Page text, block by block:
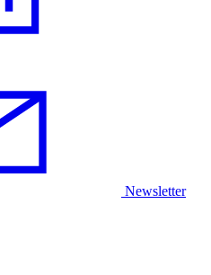
Newsletter